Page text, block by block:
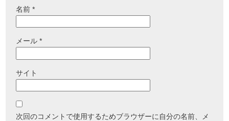
名前*
メール*
サイト
次回のコメントで使用するためブラウザーに自分の名前、メ